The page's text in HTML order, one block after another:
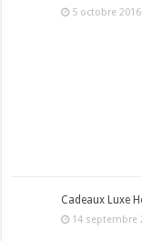
5 octobre 2016
Cadeaux Luxe
14 septembre